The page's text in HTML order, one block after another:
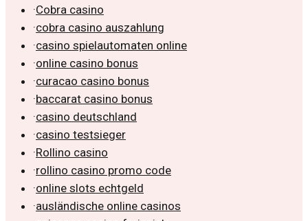
·Cobra casino
·cobra casino auszahlung
·casino spielautomaten online
·online casino bonus
·curacao casino bonus
·baccarat casino bonus
·casino deutschland
·casino testsieger
·Rollino casino
·rollino casino promo code
·online slots echtgeld
·ausländische online casinos